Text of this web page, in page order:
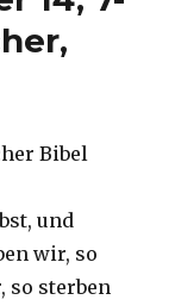
Bibel
und
wir, so
so sterben